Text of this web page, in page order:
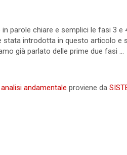
parole chiare e semplici le fasi 3 e
stata introdotta in questo articolo e
già parlato delle prime due fasi …
andamentale proviene da